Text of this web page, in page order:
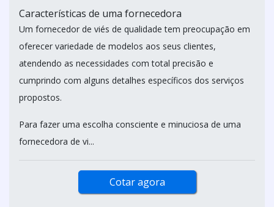
Características de uma fornecedora
Um fornecedor de viés de qualidade tem preocupação em
oferecer variedade de modelos aos seus clientes,
atendendo as necessidades com total precisão e
cumprindo com alguns detalhes específicos dos serviços
propostos.
Para fazer uma escolha consciente e minuciosa de uma
fornecedora de vi...
Cotar agora